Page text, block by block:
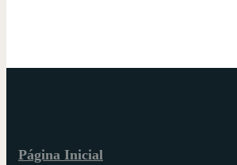
Página Inicial